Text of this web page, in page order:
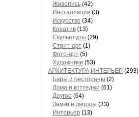
Живопись (42)
Инсталляция (3)
Искусство (34)
Креатив (13)
Скульптуры (29)
Стрит-арт (1)
Фото-арт (5)
Художники (53)
АРХИТЕКТУРА,ИНТЕРЬЕР (293)
Бары и рестораны (2)
Дома и коттеджи (61)
Другое (64)
Замки и дворцы (33)
Интерьер (13)